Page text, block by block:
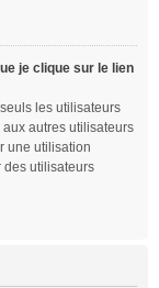
je clique sur le lien
les utilisateurs
autres utilisateurs
une utilisation
des utilisateurs